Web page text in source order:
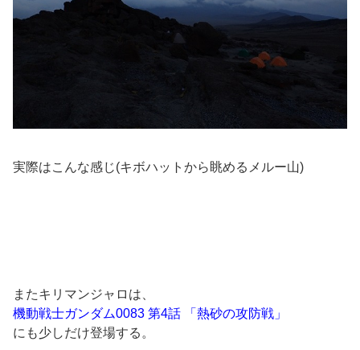
実際はこんな感じ(キボハットから眺めるメルー山)
またキリマンジャロは、
機動戦士ガンダム0083 第4話 「熱砂の攻防戦」
にも少しだけ登場する。